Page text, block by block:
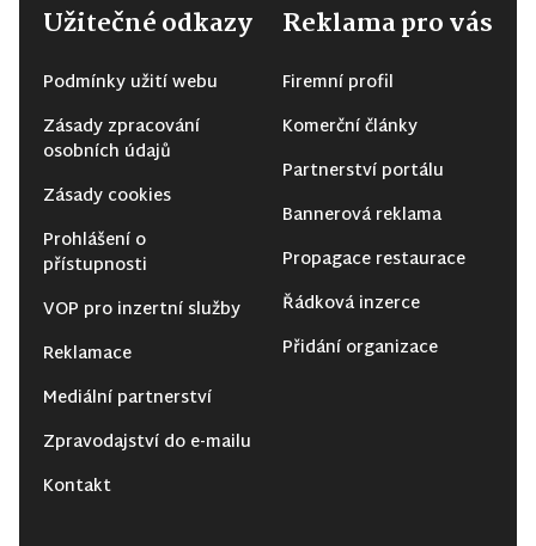
Užitečné odkazy
Podmínky užití webu
Zásady zpracování
osobních údajů
Zásady cookies
Prohlášení o
přístupnosti
VOP pro inzertní služby
Reklamace
Mediální partnerství
Zpravodajství do e-mailu
Kontakt
Reklama pro vás
Firemní profil
Komerční články
Partnerství portálu
Bannerová reklama
Propagace restaurace
Řádková inzerce
Přidání organizace